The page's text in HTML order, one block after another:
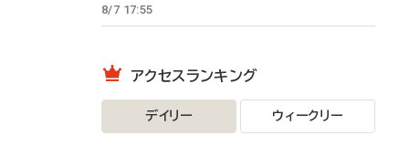
8/7 17:55
アクセスランキング
デイリー ウィークリー